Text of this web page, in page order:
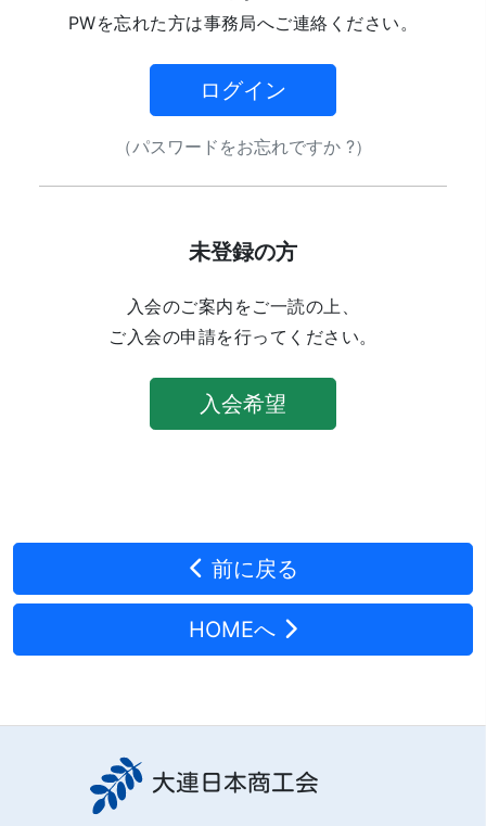
PWを忘れた方は事務局へご連絡ください。
ログイン
（パスワードをお忘れですか ?）
未登録の方
入会のご案内をご一読の上、
ご入会の申請を行ってください。
入会希望
前に戻る
HOMEへ
大連日本商工会